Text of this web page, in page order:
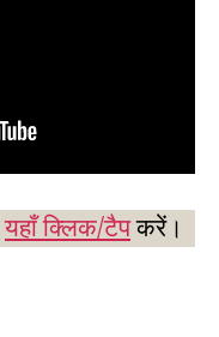
यहाँ क्लिक/टैपकरें।